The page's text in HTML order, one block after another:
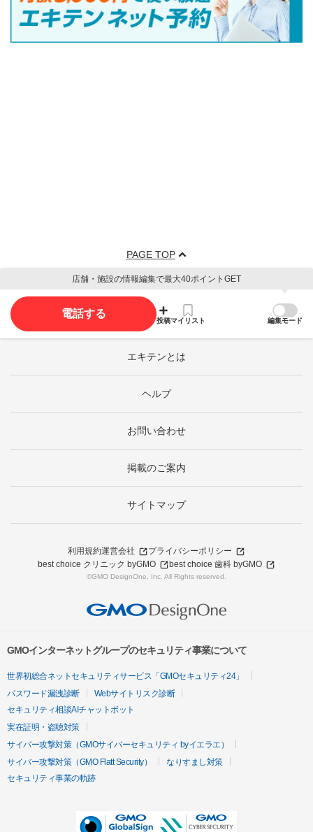
PAGE TOP
店舗・施設の情報編集で最大40ポイントGET
電話する
投稿マイリスト 編集モード
エキテンとは
ヘルプ
お問い合わせ
掲載のご案内
サイトマップ
利用規約運営会社
プライバシーポリシー
best choice クリニック byGMO
best choice 歯科 byGMO
©GMO DesignOne, Inc. All Rights reserved.
GMOインターネットグループのセキュリティ事業について
世界初総合ネットセキュリティサービス「GMOセキュリティ24」
パスワード漏洩診断
Webサイトリスク診断
セキュリティ相談AIチャットボット
実在証明・盗聴対策
サイバー攻撃対策（GMOサイバーセキュリティ byイエラエ）
サイバー攻撃対策（GMO Flatt Security）
なりすまし対策
セキュリティ事業の軌跡